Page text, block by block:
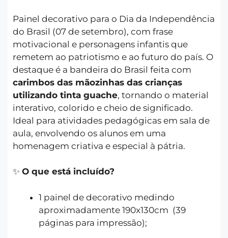
Painel decorativo para o Dia da Independência
do Brasil (07 de setembro), com frase
motivacional e personagens infantis que
remetem ao patriotismo e ao futuro do país. O
destaque é a bandeira do Brasil feita com
carimbos das mãozinhas das crianças
utilizando tinta guache, tornando o material
interativo, colorido e cheio de significado.
Ideal para atividades pedagógicas em sala de
aula, envolvendo os alunos em uma
homenagem criativa e especial à pátria.
✨ O que está incluído?
1 painel de decorativo medindo
aproximadamente 190x130cm (39
páginas para impressão);